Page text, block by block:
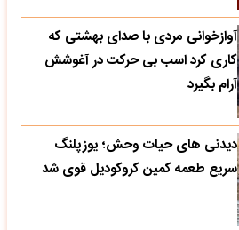
آوازخوانی مردی با صدای بهشتی که
کاری کرد اسب بی حرکت در آغوشش
آرام بگیرد
دیدنی های حیات وحش؛ یوزپلنگ
سریع طعمه کمین کروکودیل قوی شد